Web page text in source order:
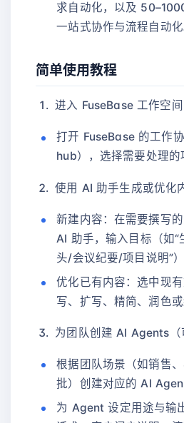
求自动化，以及
一站式协作与流程自动化
简单使用教程
进入 FuseBase 工作空间
打开 FuseBase 的工作
hub），选择需要处理的
使用 AI 助手生成或优化
新建内容：在需要撰写
AI 助手，输入目标（如
头/会议纪要/项目说明”）
优化已有内容：选中现
写、扩写、精简、润色或
为团队创建 AI Agents（
根据团队场景（如销售
批）创建对应的 AI Agent
为 Agent 设定用途与输